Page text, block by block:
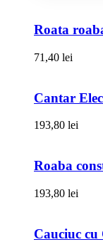
Roata
71,40 lei
Cantar
193,80 lei
Roaba
193,80 lei
Cauciuc